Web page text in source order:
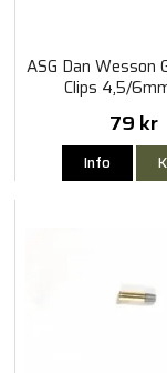
ASG Dan Wesson
Clips 4,5/
79 kr
Info